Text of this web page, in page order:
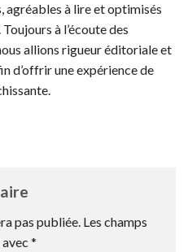
agréables à lire et optimisés
à l’écoute des
allions rigueur éditoriale et
d’offrir une expérience de
pas publiée. Les champs
*